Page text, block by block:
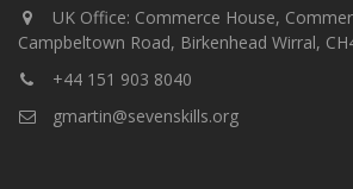
UK Office: Commerce House,
Campbeltown Road, Birkenhead Wirral,
+44 151 903 8040
gmartin@sevenskills.org